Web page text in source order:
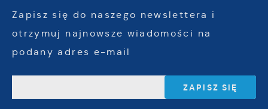
Zapisz się do naszego newslettera i
otrzymuj najnowsze wiadomości na
podany adres e-mail